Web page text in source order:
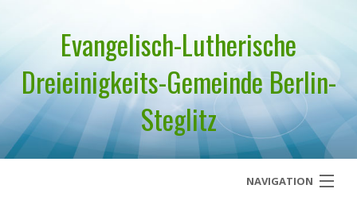
Evangelisch-Lutherische
Dreieinigkeits-Gemeinde Berlin-
Steglitz
NAVIGATION